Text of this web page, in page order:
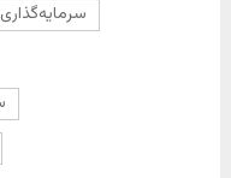
سرمایه‌گذاری